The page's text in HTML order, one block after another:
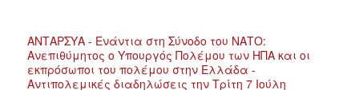
ΑΝΤΑΡΣΥΑ - Ενάντια στη Σύνοδο του ΝΑΤΟ:
Ανεπιθύμητος ο Υπουργός Πολέμου των ΗΠΑ και οι
εκπρόσωποι του πολέμου στην Ελλάδα -
Αντιπολεμικές διαδηλώσεις την Τρίτη 7 Ιούλη